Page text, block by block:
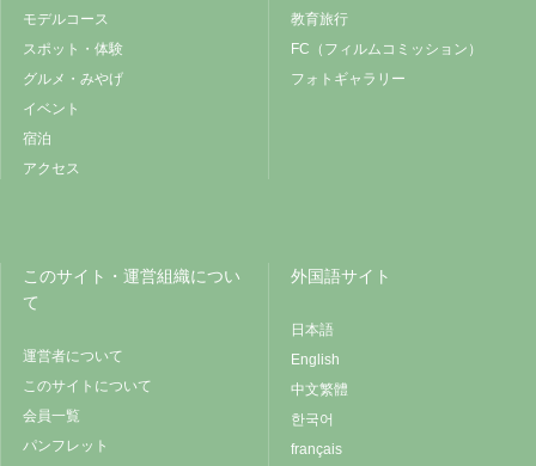
モデルコース
スポット・体験
グルメ・みやげ
イベント
宿泊
アクセス
教育旅行
FC（フィルムコミッション）
フォトギャラリー
このサイト・運営組織につい
て
運営者について
このサイトについて
会員一覧
パンフレット
外国語サイト
日本語
English
中文繁體
한국어
français